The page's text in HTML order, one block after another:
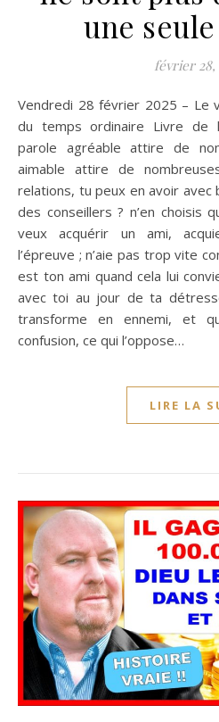
une
février 28,
Vendredi 28 février 2025 – Le vendredi de la 7e semaine
du temps ordinaire Livre de
parole agréable attire de
aimable attire de
relations, tu peux en avoir avec
des conseillers ? n’en choisis
veux acquérir un ami,
l’épreuve ; n’aie pas trop vite
est ton ami quand cela lui
avec toi au jour de ta
transforme en ennemi, et
confusion, ce qui l’oppose…
LIRE LA